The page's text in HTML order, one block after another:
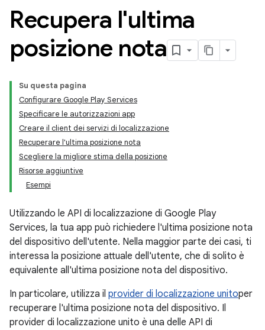
Recupera l'ultima
posizione nota
Su questa pagina
Configurare Google Play Services
Specificare le autorizzazioni app
Creare il client dei servizi di localizzazione
Recuperare l'ultima posizione nota
Scegliere la migliore stima della posizione
Risorse aggiuntive
Esempi
Utilizzando le API di localizzazione di Google Play
Services, la tua app può richiedere l'ultima posizione nota
del dispositivo dell'utente. Nella maggior parte dei casi, ti
interessa la posizione attuale dell'utente, che di solito è
equivalente all'ultima posizione nota del dispositivo.
In particolare, utilizza il provider di localizzazione unitoper
recuperare l'ultima posizione nota del dispositivo. Il
provider di localizzazione unito è una delle API di